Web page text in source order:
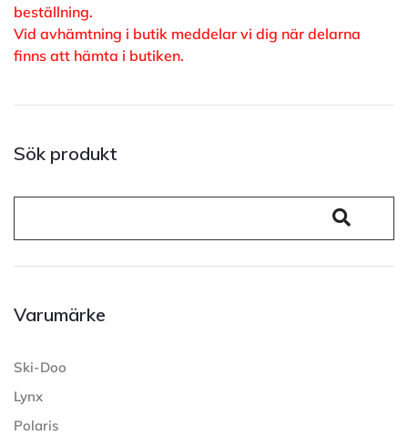
beställning.
Vid avhämtning i butik meddelar vi dig när delarna
finns att hämta i butiken.
Sök produkt
Varumärke
Ski-Doo
Lynx
Polaris